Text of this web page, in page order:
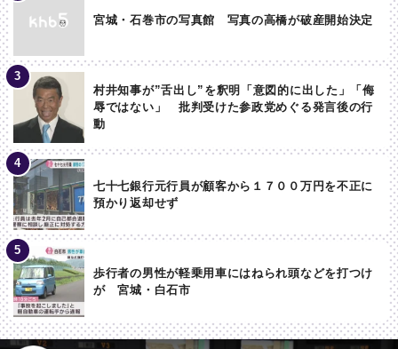
宮城・石巻市の写真館 写真の高橋が破産開始決定
村井知事が”舌出し”を釈明「意図的に出した」「侮
辱ではない」 批判受けた参政党めぐる発言後の行
動
七十七銀行元行員が顧客から１７００万円を不正に
預かり返却せず
歩行者の男性が軽乗用車にはねられ頭などを打つけ
が 宮城・白石市